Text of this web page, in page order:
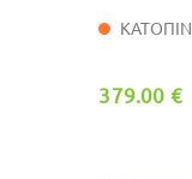
379.00 €